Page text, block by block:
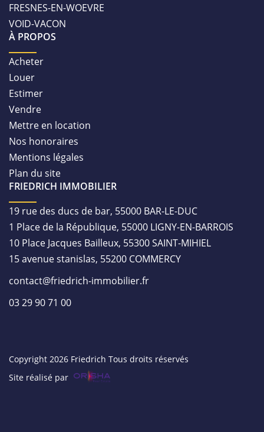
FRESNES-EN-WOEVRE
VOID-VACON
À PROPOS
Acheter
Louer
Estimer
Vendre
Mettre en location
Nos honoraires
Mentions légales
Plan du site
FRIEDRICH IMMOBILIER
19 rue des ducs de bar, 55000 BAR-LE-DUC
1 Place de la République, 55000 LIGNY-EN-BARROIS
10 Place Jacques Bailleux, 55300 SAINT-MIHIEL
15 avenue stanislas, 55200 COMMERCY
contact@friedrich-immobilier.fr
03 29 90 71 00
Copyright 2026 Friedrich Tous droits réservés
Site réalisé par